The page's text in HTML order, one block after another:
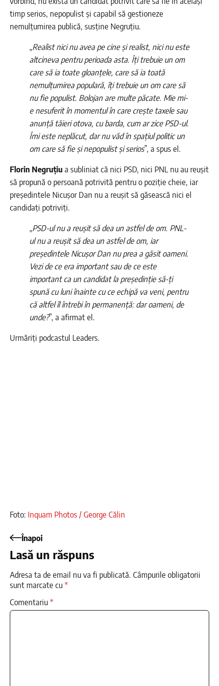
timp serios, nepopulist și capabil să gestioneze
nemulțumirea publică, susține Negruțiu.
„Realist nici nu avea pe cine și realist, nici nu este
altcineva pentru perioada asta. Îți trebuie un om
care să ia toate gloanțele, care să ia toată
nemulțumirea populară, îți trebuie un om care să
nu fie populist. Bolojan are multe păcate. Mie mi-
e nesuferit în momentul în care crește taxele sau
anunță tăieri otova, cu barda, cum ar zice PSD-ul.
Îmi este neplăcut, dar nu văd în spațiul politic un
om care să fie și nepopulist și serios”, a spus el.
Florin Negruțiua subliniat că nici PSD, nici PNL nu au reușit
să propună o persoană potrivită pentru o poziție cheie, iar
președintele Nicușor Dan nu a reușit să găsească nici el
candidați potriviți.
„PSD-ul nu a reușit să dea un astfel de om. PNL-
ul nu a reușit să dea un astfel de om, iar
președintele Nicușor Dan nu prea a găsit oameni.
Vezi de ce era important sau de ce este
important ca un candidat la președinție să-ți
spună cu luni înainte cu ce echipă va veni, pentru
că altfel îl întrebi în permanență: dar oameni, de
unde?”, a afirmat el.
Urmăriți podcastul Leaders.
Foto: Inquam Photos / George Călin
Înapoi
Lasă un răspuns
Adresa ta de email nu va fi publicată. Câmpurile obligatorii
sunt marcate cu*
Comentariu*